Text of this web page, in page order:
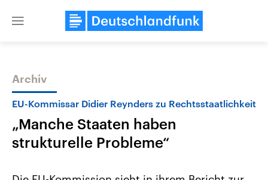
Close
Themen
Archiv
EU-Kommissar Didier Reynders zu Rechtsstaatlichkeit
„Manche Staaten haben
strukturelle Probleme“